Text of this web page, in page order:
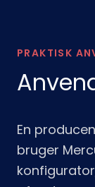
PRAKTISK
En
bruger